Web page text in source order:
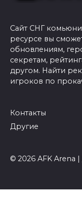
Сайт СНГ
ресурсе вы
обновлениям,
секретам,
другом. Найти
игроков по
Контакты
Другие
© 2026 AFK Arena |